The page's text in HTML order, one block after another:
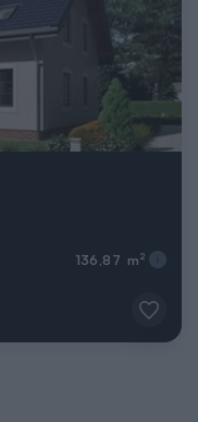
136,87 m 2